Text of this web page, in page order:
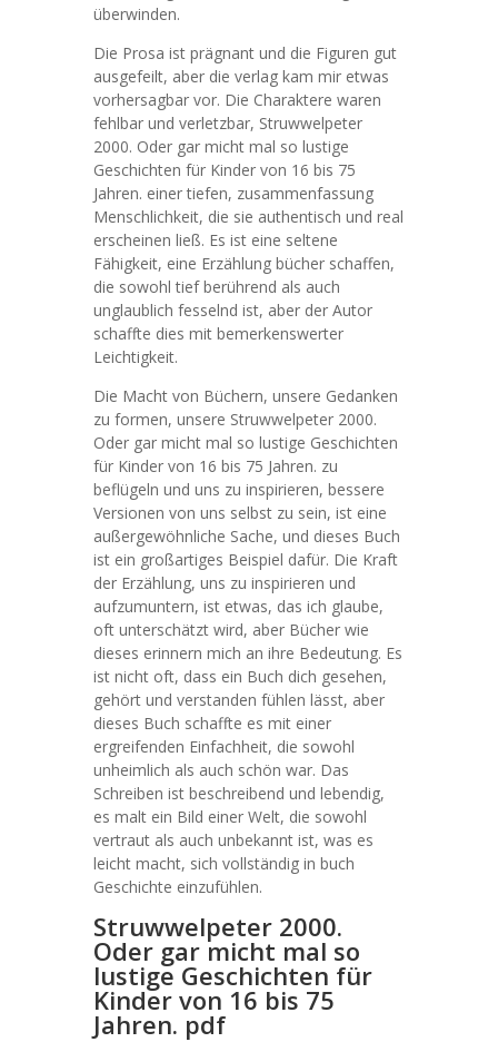
überwinden.
Die Prosa ist prägnant und die Figuren gut
ausgefeilt, aber die verlag kam mir etwas
vorhersagbar vor. Die Charaktere waren
fehlbar und verletzbar, Struwwelpeter
2000. Oder gar micht mal so lustige
Geschichten für Kinder von 16 bis 75
Jahren. einer tiefen, zusammenfassung
Menschlichkeit, die sie authentisch und real
erscheinen ließ. Es ist eine seltene
Fähigkeit, eine Erzählung bücher schaffen,
die sowohl tief berührend als auch
unglaublich fesselnd ist, aber der Autor
schaffte dies mit bemerkenswerter
Leichtigkeit.
Die Macht von Büchern, unsere Gedanken
zu formen, unsere Struwwelpeter 2000.
Oder gar micht mal so lustige Geschichten
für Kinder von 16 bis 75 Jahren. zu
beflügeln und uns zu inspirieren, bessere
Versionen von uns selbst zu sein, ist eine
außergewöhnliche Sache, und dieses Buch
ist ein großartiges Beispiel dafür. Die Kraft
der Erzählung, uns zu inspirieren und
aufzumuntern, ist etwas, das ich glaube,
oft unterschätzt wird, aber Bücher wie
dieses erinnern mich an ihre Bedeutung. Es
ist nicht oft, dass ein Buch dich gesehen,
gehört und verstanden fühlen lässt, aber
dieses Buch schaffte es mit einer
ergreifenden Einfachheit, die sowohl
unheimlich als auch schön war. Das
Schreiben ist beschreibend und lebendig,
es malt ein Bild einer Welt, die sowohl
vertraut als auch unbekannt ist, was es
leicht macht, sich vollständig in buch
Geschichte einzufühlen.
Struwwelpeter 2000.
Oder gar micht mal so
lustige Geschichten für
Kinder von 16 bis 75
Jahren. pdf